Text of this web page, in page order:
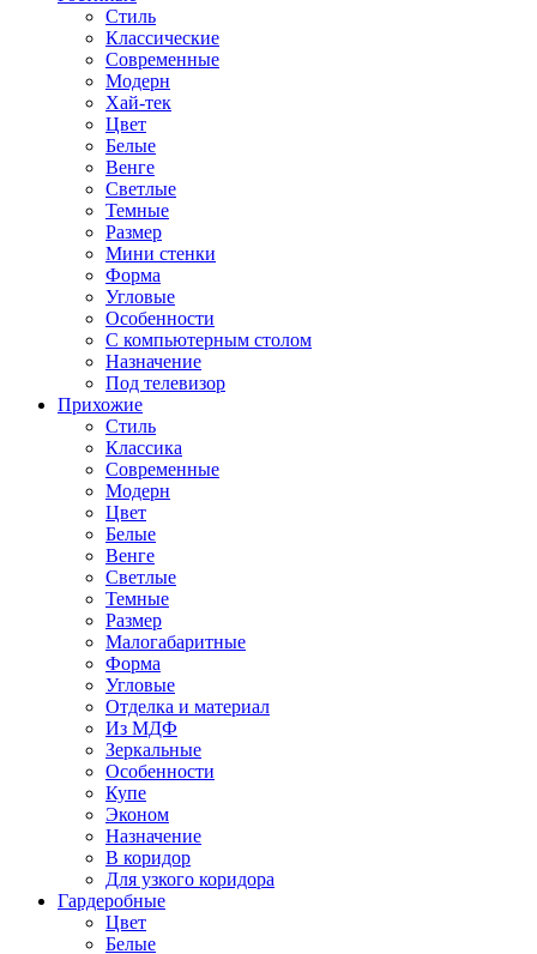
Стиль
Классические
Современные
Модерн
Хай-тек
Цвет
Белые
Венге
Светлые
Темные
Размер
Мини стенки
Форма
Угловые
Особенности
С компьютерным столом
Назначение
Под телевизор
Прихожие
Стиль
Классика
Современные
Модерн
Цвет
Белые
Венге
Светлые
Темные
Размер
Малогабаритные
Форма
Угловые
Отделка и материал
Из МДФ
Зеркальные
Особенности
Купе
Эконом
Назначение
В коридор
Для узкого коридора
Гардеробные
Цвет
Белые